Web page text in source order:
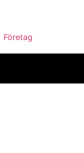
Företag